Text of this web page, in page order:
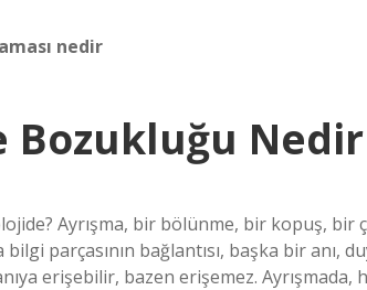
nedir
Bozukluğu Nedir
Ayrışma, bir bölünme, bir kopuş, bir
parçasının bağlantısı, başka bir anı,
erişebilir, bazen erişemez.